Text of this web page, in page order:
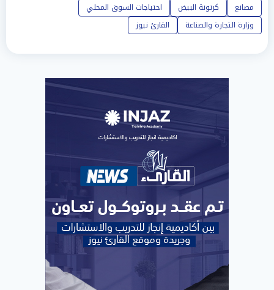
مصانع
كرتونة البيض
احتياجات السوق المحلي
وزارة التجارة والصناعة
القارئ نيوز